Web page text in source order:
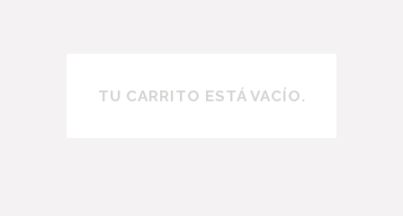
TU CARRITO ESTÁ VACÍO.